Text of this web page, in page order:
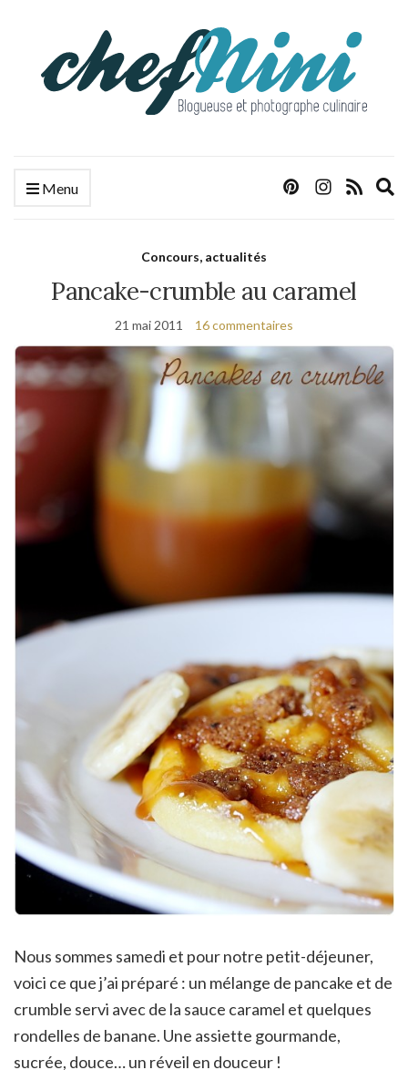
Menu
Concours, actualités
Pancake-crumble au caramel
21 mai 2011 16 commentaires
Nous sommes samedi et pour notre petit-déjeuner,
voici ce que j’ai préparé : un mélange de pancake et de
crumble servi avec de la sauce caramel et quelques
rondelles de banane. Une assiette gourmande,
sucrée, douce… un réveil en douceur !